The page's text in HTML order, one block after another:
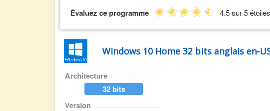
Évaluez ce programme 4.5 sur 5
Windows 10 Home 32 bits anglais en-
Architecture
32 bits
Version